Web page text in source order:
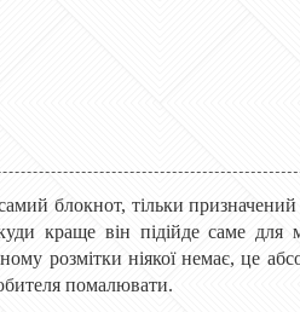
блокнот, тільки
краще він підійде саме
розмітки ніякої немає, це
помалювати.